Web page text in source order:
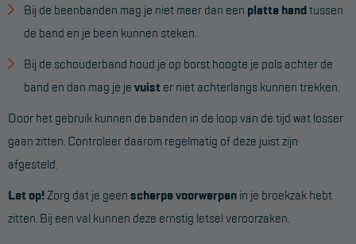
Bij de beenbanden mag je niet meer dan een platte handtussen
de band en je been kunnen steken.
Bij de schouderband houd je op borst hoogte je pols achter de
band en dan mag je je vuist er niet achterlangs kunnen trekken.
Door het gebruik kunnen de banden in de loop van de tijd wat losser
gaan zitten. Controleer daarom regelmatig of deze juist zijn
afgesteld.
Let op!Zorg dat je geen scherpe voorwerpen in je broekzak hebt
zitten. Bij een val kunnen deze ernstig letsel veroorzaken.